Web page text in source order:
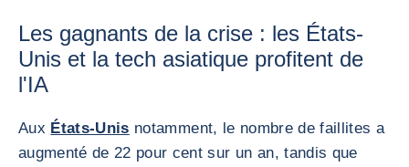
Les gagnants de la crise : les États-
Unis et la tech asiatique profitent de
l'IA
Aux États-Unis notamment, le nombre de faillites a
augmenté de 22 pour cent sur un an, tandis que